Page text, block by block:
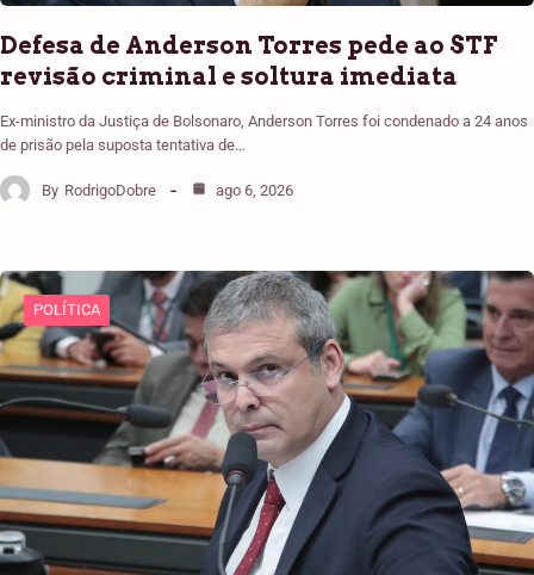
Defesa de Anderson Torres pede ao STF
revisão criminal e soltura imediata
Ex-ministro da Justiça de Bolsonaro, Anderson Torres foi condenado a 24 anos
de prisão pela suposta tentativa de…
By RodrigoDobre ago 6, 2026
POLÍTICA